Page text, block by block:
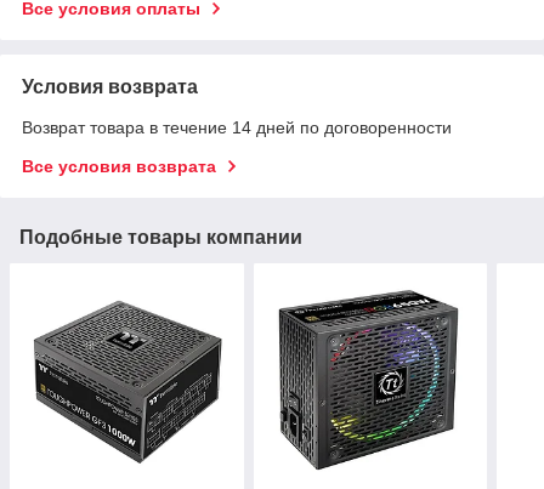
Все условия оплаты
Условия возврата
Возврат товара в течение 14 дней по договоренности
Все условия возврата
Подобные товары компании